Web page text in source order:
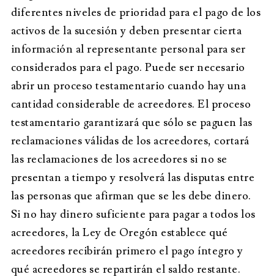
diferentes niveles de prioridad para el pago de los
activos de la sucesión y deben presentar cierta
información al representante personal para ser
considerados para el pago. Puede ser necesario
abrir un proceso testamentario cuando hay una
cantidad considerable de acreedores. El proceso
testamentario garantizará que sólo se paguen las
reclamaciones válidas de los acreedores, cortará
las reclamaciones de los acreedores si no se
presentan a tiempo y resolverá las disputas entre
las personas que afirman que se les debe dinero.
Si no hay dinero suficiente para pagar a todos los
acreedores, la Ley de Oregón establece qué
acreedores recibirán primero el pago íntegro y
qué acreedores se repartirán el saldo restante.